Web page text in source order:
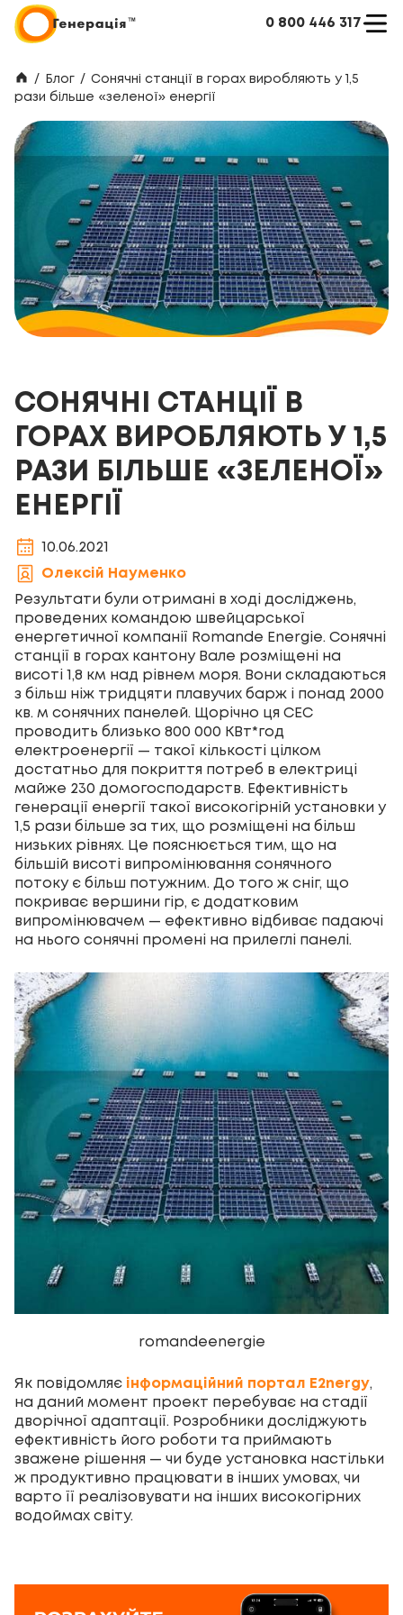
0 800 446 317
/ Блог / Сонячні станції в горах виробляють у 1,5
рази більше «зеленої» енергії
СОНЯЧНІ СТАНЦІЇ В
ГОРАХ ВИРОБЛЯЮТЬ У 1,5
РАЗИ БІЛЬШЕ «ЗЕЛЕНОЇ»
ЕНЕРГІЇ
10.06.2021
Олексій Науменко
Результати були отримані в ході досліджень,
проведених командою швейцарської
енергетичної компанії Romande Energie. Сонячні
станції в горах кантону Вале розміщені на
висоті 1,8 км над рівнем моря. Вони складаються
з більш ніж тридцяти плавучих барж і понад 2000
кв. м сонячних панелей. Щорічно ця СЕС
проводить близько 800 000 КВт*год
електроенергії — такої кількості цілком
достатньо для покриття потреб в електриці
майже 230 домогосподарств. Ефективність
генерації енергії такої високогірній установки у
1,5 рази більше за тих, що розміщені на більш
низьких рівнях. Це пояснюється тим, що на
більшій висоті випромінювання сонячного
потоку є більш потужним. До того ж сніг, що
покриває вершини гір, є додатковим
випромінювачем — ефективно відбиває падаючі
на нього сонячні промені на прилеглі панелі.
romandeenergie
Як повідомляє інформаційний портал E2nergy,
на даний момент проект перебуває на стадії
дворічної адаптації. Розробники досліджують
ефективність його роботи та приймають
зважене рішення — чи буде установка настільки
ж продуктивно працювати в інших умовах, чи
варто її реалізовувати на інших високогірних
водоймах світу.